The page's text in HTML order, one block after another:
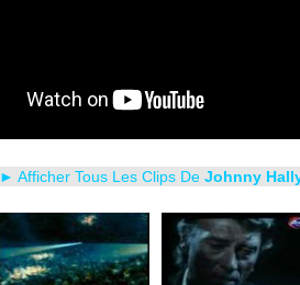
► Afficher Tous Les Clips De Johnny